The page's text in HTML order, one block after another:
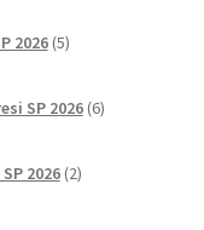
2026 5izdelkov
SP 2026 6izdelkov
2026 2izdelka